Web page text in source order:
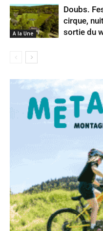
A la Une
Doubs.
cirque,
sortie du